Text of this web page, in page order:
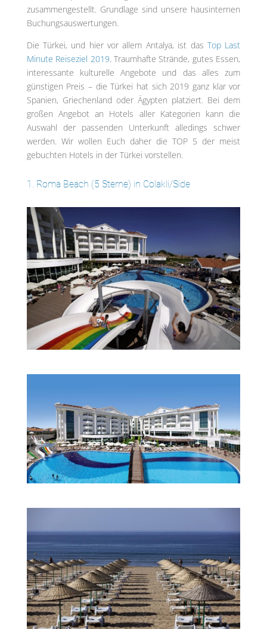
zusammengestellt. Grundlage sind unsere hausinternen
Buchungsauswertungen.
Die Türkei, und hier vor allem Antalya, ist das Top Last
Minute Reiseziel 2019 . Traumhafte Strände, gutes Essen,
interessante kulturelle Angebote und das alles zum
günstigen Preis – die Türkei hat sich 2019 ganz klar vor
Spanien, Griechenland oder Ägypten platziert. Bei dem
großen Angebot an Hotels aller Kategorien kann die
Auswahl der passenden Unterkunft alledings schwer
werden. Wir wollen Euch daher die TOP 5 der meist
gebuchten Hotels in der Türkei vorstellen.
1. Roma Beach (5 Sterne) in Colakli/Side